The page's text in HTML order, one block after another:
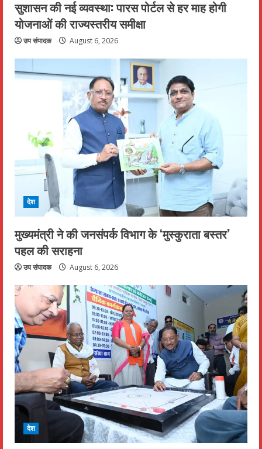
सुशासन की नई व्यवस्था: पारस पोर्टल से हर माह होगी
योजनाओं की राज्यस्तरीय समीक्षा
उप संपादक August 6, 2026
देश
मुख्यमंत्री ने की जनसंपर्क विभाग के ‘मुस्कुराता बस्तर’
पहल की सराहना
उप संपादक August 6, 2026
देश